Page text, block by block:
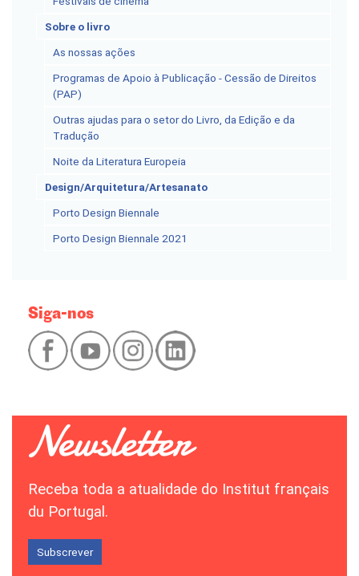
Sobre o livro
As nossas ações
Programas de Apoio à Publicação - Cessão de Direitos
(PAP)
Outras ajudas para o setor do Livro, da Edição e da
Tradução
Noite da Literatura Europeia
Design/Arquitetura/Artesanato
Porto Design Biennale
Porto Design Biennale 2021
Siga-nos
Receba toda a atualidade do Institut français
du Portugal.
Subscrever